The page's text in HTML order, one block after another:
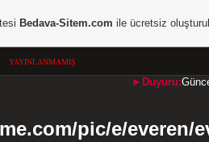
YAYINLANMAMIŞ
►Duyuru:
Bedava-Sitem.com ile ücretsiz